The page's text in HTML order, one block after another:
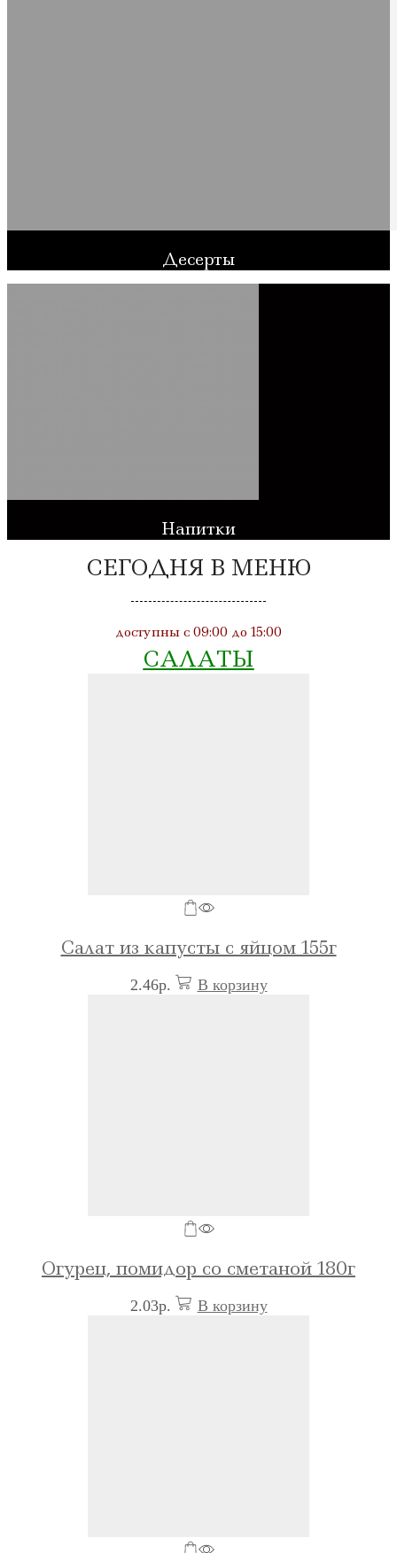
Десерты
Напитки
СЕГОДНЯ В МЕНЮ
доступны с 09:00 до 15:00
САЛАТЫ
Салат из капусты с яйцом 155г
2.46р. В корзину
Огурец, помидор со сметаной 180г
2.03р. В корзину